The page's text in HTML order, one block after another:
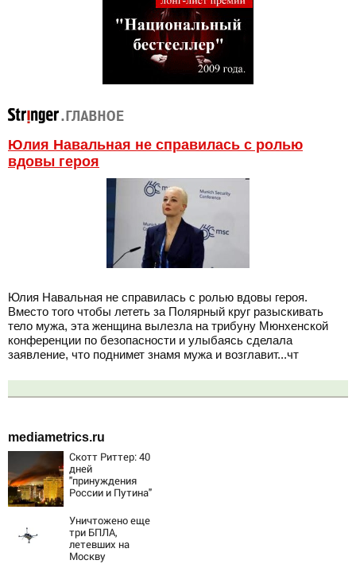
Юлия Навальная не справилась с ролью
вдовы героя
Юлия Навальная не справилась с ролью вдовы героя.
Вместо того чтобы лететь за Полярный круг разыскивать
тело мужа, эта женщина вылезла на трибуну Мюнхенской
конференции по безопасности и улыбаясь сделала
заявление, что поднимет знамя мужа и возглавит...чт
mediametrics.ru
Скотт Риттер: 40
дней
"принуждения
России и Путина"
крах режима
Зеленского
Уничтожено еще
три БПЛА,
летевших на
Москву